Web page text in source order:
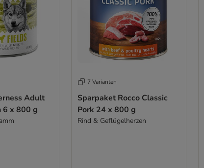
Adult
6 x 800 g
7 Varianten
Sparpaket Rocco Classic
Pork 24 x 800 g
Rind & Geflügelherzen